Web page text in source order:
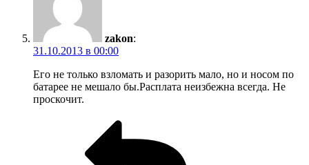
zakon:
31.10.2013 в 00:00
Его не только взломать и разорить мало, но и носом по
батарее не мешало бы.Расплата неизбежна всегда. Не
проскочит.